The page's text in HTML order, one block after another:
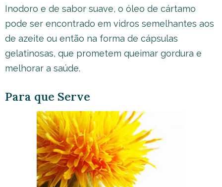
Inodoro e de sabor suave, o óleo de cártamo
pode ser encontrado em vidros semelhantes aos
de azeite ou então na forma de cápsulas
gelatinosas, que prometem queimar gordura e
melhorar a saúde.
Para que Serve